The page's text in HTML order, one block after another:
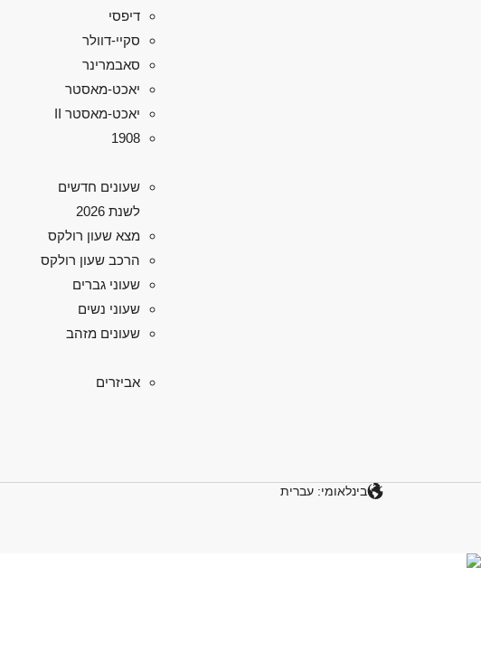
דיפסי
סקיי-דוולר
סאבמרינר
יאכט-מאסטר
יאכט-מאסטר II
1908
שעונים חדשים
לשנת 2026
מצא שעון רולקס
הרכב שעון רולקס
שעוני גברים
שעוני נשים
שעונים מזהב
אביזרים
בינלאומי: עברית